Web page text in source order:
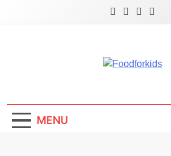
MENU